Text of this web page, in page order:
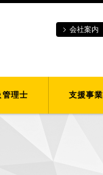
会社案内
理士 支援事業